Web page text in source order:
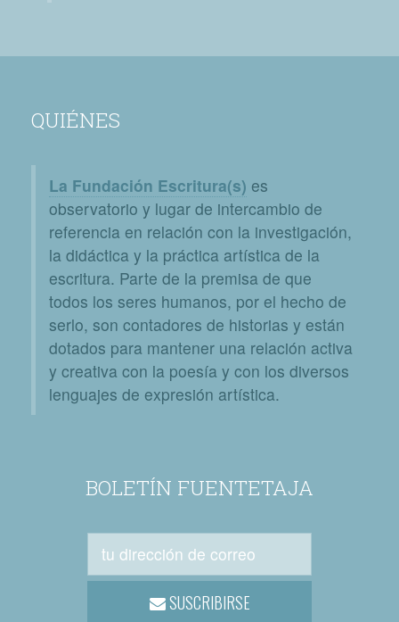
QUIÉNES
La Fundación Escritura(s) es
observatorio y lugar de intercambio de
referencia en relación con la investigación,
la didáctica y la práctica artística de la
escritura. Parte de la premisa de que
todos los seres humanos, por el hecho de
serlo, son contadores de historias y están
dotados para mantener una relación activa
y creativa con la poesía y con los diversos
lenguajes de expresión artística.
BOLETÍN FUENTETAJA
SUSCRIBIRSE